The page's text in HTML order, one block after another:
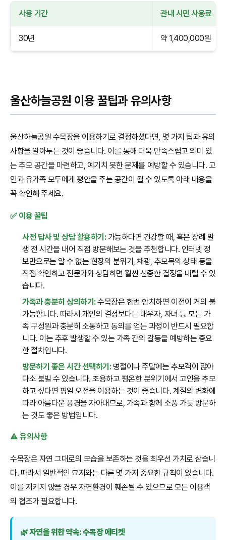
사용 기간 관내 시민 사용료
30년 약 1,400,000원
울산하늘공원 이용 꿀팁과 유의사항
울산하늘공원 수목장을 이용하기로 결정하셨다면, 몇 가지 팁과 유의
사항을 알아두는 것이 좋습니다. 이를 통해 더욱 만족스럽고 의미 있
는 추모 공간을 마련하고, 예기치 못한 문제를 예방할 수 있습니다. 고
인과 유가족 모두에게 평안을 주는 공간이 될 수 있도록 아래 내용을
꼭 확인해 주세요.
✅ 이용 꿀팁
사전 답사 및 상담 활용하기:가능하다면 건강할 때, 혹은 장례 발
생 전 시간을 내어 직접 방문해보는 것을 추천합니다. 인터넷 정
보만으로는 알 수 없는 현장의 분위기, 채광, 추모목의 상태 등을
직접 확인하고 전문가와 상담하면 훨씬 신중한 결정을 내릴 수 있
습니다.
가족과 충분히 상의하기:수목장은 한번 안치하면 이전이 거의 불
가능합니다. 따라서 개인의 결정보다는 배우자, 자녀 등 모든 가
족 구성원과 충분히 소통하고 동의를 얻는 과정이 반드시 필요합
니다. 이는 추후 발생할 수 있는 가족 간의 갈등을 예방하는 중요
한 절차입니다.
방문하기 좋은 시간 선택하기:명절이나 주말에는 추모객이 많아
다소 붐빌 수 있습니다. 조용하고 평온한 분위기에서 고인을 추모
하고 싶다면 평일 오전을 이용하는 것이 좋습니다. 계절의 변화에
따라 아름다운 풍경을 자아내므로, 가족과 함께 소풍 가듯 방문하
는 것도 좋은 방법입니다.
⚠️ 유의사항
수목장은 자연 그대로의 모습을 보존하는 것을 최우선 가치로 삼습니
다. 따라서 일반적인 묘지와는 다른 몇 가지 중요한 규칙이 있습니다.
이를 지키지 않을 경우 자연환경이 훼손될 수 있으므로 모든 이용객
의 협조가 필요합니다.
🌿 자연을 위한 약속: 수목장 에티켓